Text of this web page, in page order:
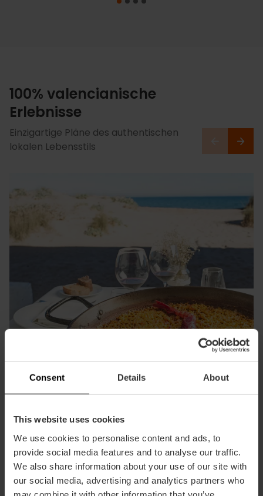
Consent Details About
This website uses cookies
We use cookies to personalise content and ads, to
provide social media features and to analyse our traffic.
We also share information about your use of our site with
our social media, advertising and analytics partners who
100% valencianische
Erlebnisse
Einzigartige Pläne des authentischen
lokalen Lebensstils
Genießen Sie eine Paella am Mittelmeer
Da die Paella hier erfunden wurde, können Sie Valencia